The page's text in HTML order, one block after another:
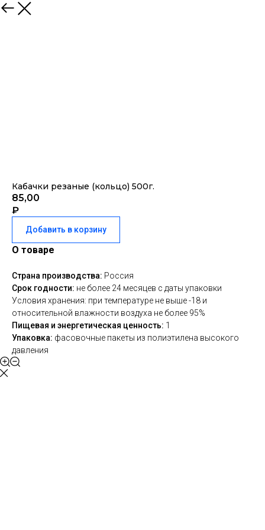
Закрыть
Кабачки резаные (кольцо) 500г.
85,00
₽
Добавить в корзину
О товаре
Страна производства: Россия
Срок годности: не более 24 месяцев с даты упаковки
Условия хранения: при температуре не выше -18 и
относительной влажности воздуха не более 95%
Пищевая и энергетическая ценность: 1
Упаковка: фасовочные пакеты из полиэтилена высокого
давления